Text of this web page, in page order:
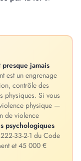
presque jamais
est un engrenage
contrôle des
physiques. Si vous
physique —
de violence
psychologiques
33-2-1 du Code
et 45 000 €